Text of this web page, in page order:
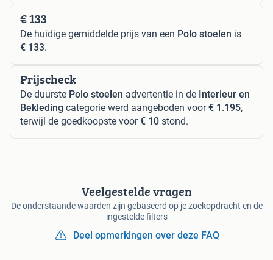
€ 133
De huidige gemiddelde prijs van een Polo stoelen is
€ 133.
Prijscheck
De duurste Polo stoelen advertentie in de Interieur en
Bekleding categorie werd aangeboden voor€ 1.195,
terwijl de goedkoopste voor€ 10 stond.
Veelgestelde vragen
De onderstaande waarden zijn gebaseerd op je zoekopdracht en de
ingestelde filters
Deel opmerkingen over deze FAQ